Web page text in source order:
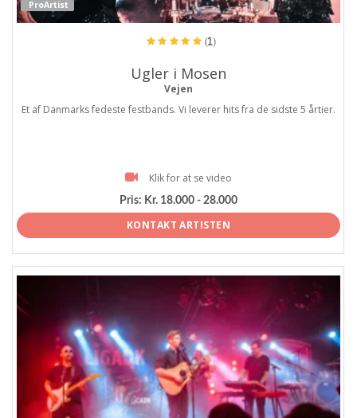
ProArtist
(1)
Ugler i Mosen
Vejen
Et af Danmarks fedeste festbands. Vi leverer hits fra de sidste 5 årtier.
Klik for at se video
Pris: Kr. 18.000 - 28.000
KONTAKT ARTISTEN